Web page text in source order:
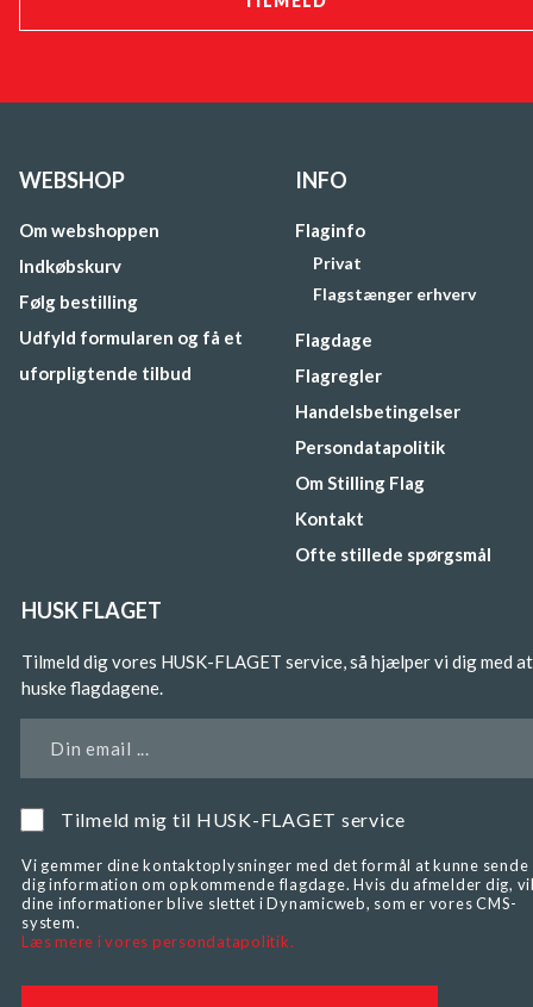
WEBSHOP
Om webshoppen
Indkøbskurv
Følg bestilling
Udfyld formularen og få et
uforpligtende tilbud
INFO
Flaginfo
Privat
Flagstænger erhverv
Flagdage
Flagregler
Handelsbetingelser
Persondatapolitik
Om Stilling Flag
Kontakt
Ofte stillede spørgsmål
HUSK FLAGET
Tilmeld dig vores HUSK-FLAGET service, så hjælper vi dig med at
huske flagdagene.
Din email ...
Tilmeld mig til HUSK-FLAGET service
Vi gemmer dine kontaktoplysninger med det formål at kunne sende
dig information om opkommende flagdage. Hvis du afmelder dig,
dine informationer blive slettet i Dynamicweb, som er vores CMS-
system.
Læs mere i vores persondatapolitik.